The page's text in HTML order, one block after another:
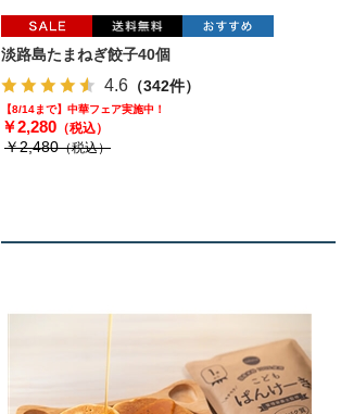
淡路島たまねぎ餃子40個
4.6 （342件）
【8/14まで】中華フェア実施中！
￥2,280 （税込）
￥2,480（税込）